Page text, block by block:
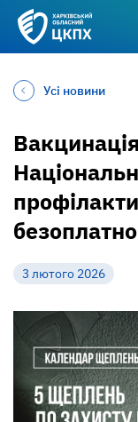
Усі новини
3 лютого 2026